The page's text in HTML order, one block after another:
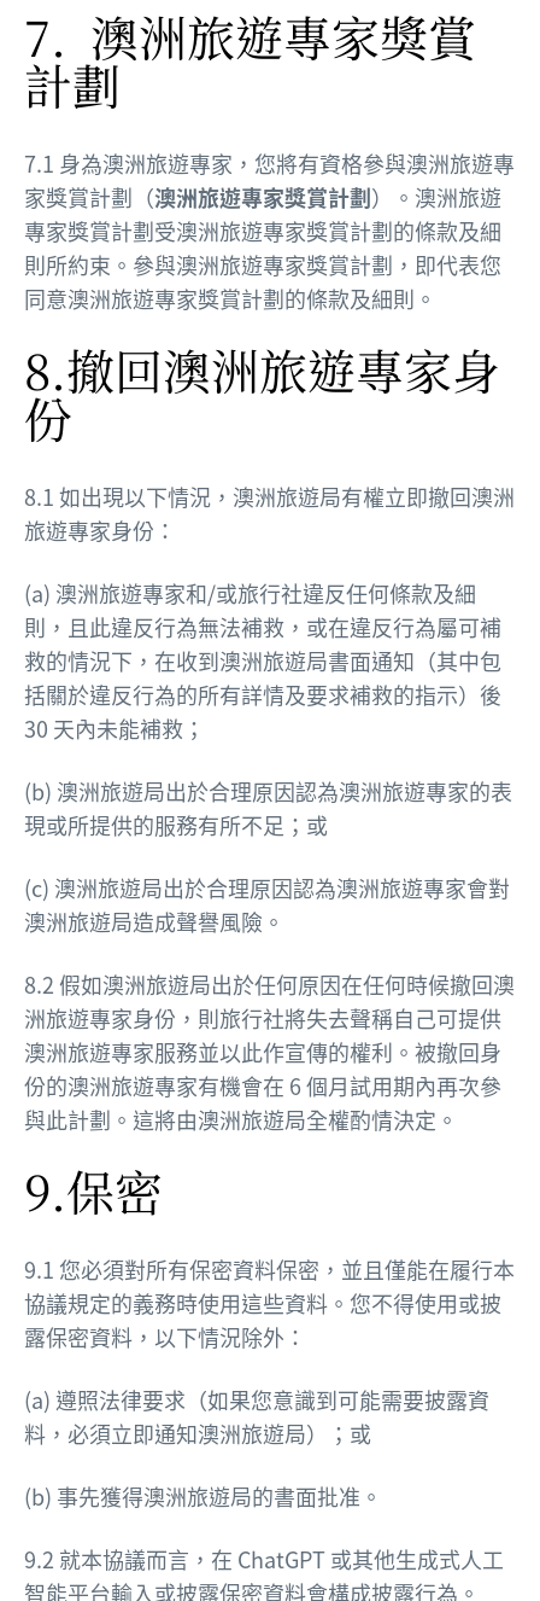
7. 澳洲旅遊專家獎賞
計劃
7.1 身為澳洲旅遊專家，您將有資格參與澳洲旅遊專
家獎賞計劃（澳洲旅遊專家獎賞計劃）。澳洲旅遊
專家獎賞計劃受澳洲旅遊專家獎賞計劃的條款及細
則所約束。參與澳洲旅遊專家獎賞計劃，即代表您
同意澳洲旅遊專家獎賞計劃的條款及細則。
8.撤回澳洲旅遊專家身
份
8.1 如出現以下情況，澳洲旅遊局有權立即撤回澳洲
旅遊專家身份：
(a) 澳洲旅遊專家和/或旅行社違反任何條款及細
則，且此違反行為無法補救，或在違反行為屬可補
救的情況下，在收到澳洲旅遊局書面通知（其中包
括關於違反行為的所有詳情及要求補救的指示）後
30 天內未能補救；
(b) 澳洲旅遊局出於合理原因認為澳洲旅遊專家的表
現或所提供的服務有所不足；或
(c) 澳洲旅遊局出於合理原因認為澳洲旅遊專家會對
澳洲旅遊局造成聲譽風險。
8.2 假如澳洲旅遊局出於任何原因在任何時候撤回澳
洲旅遊專家身份，則旅行社將失去聲稱自己可提供
澳洲旅遊專家服務並以此作宣傳的權利。被撤回身
份的澳洲旅遊專家有機會在 6 個月試用期內再次參
與此計劃。這將由澳洲旅遊局全權酌情決定。
9.保密
9.1 您必須對所有保密資料保密，並且僅能在履行本
協議規定的義務時使用這些資料。您不得使用或披
露保密資料，以下情況除外：
(a) 遵照法律要求（如果您意識到可能需要披露資
料，必須立即通知澳洲旅遊局）；或
(b) 事先獲得澳洲旅遊局的書面批准。
9.2 就本協議而言，在 ChatGPT 或其他生成式人工
智能平台輸入或披露保密資料會構成披露行為。